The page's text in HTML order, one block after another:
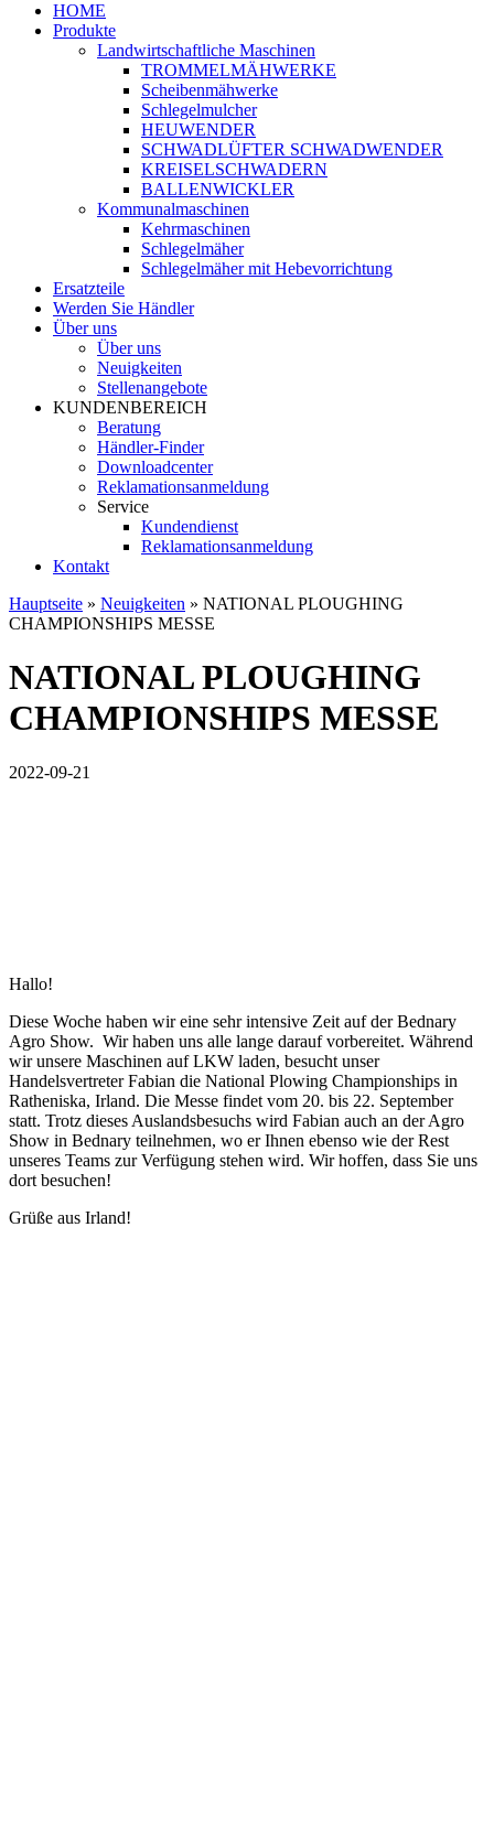
HOME
Produkte
Landwirtschaftliche Maschinen
TROMMELMÄHWERKE
Scheibenmähwerke
Schlegelmulcher
HEUWENDER
SCHWADLÜFTER SCHWADWENDER
KREISELSCHWADERN
BALLENWICKLER
Kommunalmaschinen
Kehrmaschinen
Schlegelmäher
Schlegelmäher mit Hebevorrichtung
Ersatzteile
Werden Sie Händler
Über uns
Über uns
Neuigkeiten
Stellenangebote
KUNDENBEREICH
Beratung
Händler-Finder
Downloadcenter
Reklamationsanmeldung
Service
Kundendienst
Reklamationsanmeldung
Kontakt
Hauptseite » Neuigkeiten » NATIONAL PLOUGHING
CHAMPIONSHIPS MESSE
NATIONAL PLOUGHING
CHAMPIONSHIPS MESSE
2022-09-21
Hallo!
Diese Woche haben wir eine sehr intensive Zeit auf der Bednary
Agro Show. Wir haben uns alle lange darauf vorbereitet. Während
wir unsere Maschinen auf LKW laden, besucht unser
Handelsvertreter Fabian die National Plowing Championships in
Ratheniska, Irland. Die Messe findet vom 20. bis 22. September
statt. Trotz dieses Auslandsbesuchs wird Fabian auch an der Agro
Show in Bednary teilnehmen, wo er Ihnen ebenso wie der Rest
unseres Teams zur Verfügung stehen wird. Wir hoffen, dass Sie uns
dort besuchen!
Grüße aus Irland!